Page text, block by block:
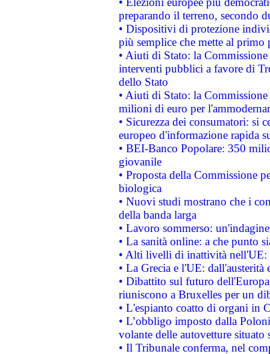
preparando il terreno, secondo
• Dispositivi di protezione
più semplice che mette al primo
• Aiuti di Stato: la
interventi pubblici a favore di
dello Stato
• Aiuti di Stato: la
milioni di euro per
• Sicurezza dei consumatori: si
europeo d'informazione rapida
• BEI-Banco Popolare: 350
giovanile
• Proposta della Commissione
biologica
• Nuovi studi mostrano che i
della banda larga
• Lavoro sommerso:
• La sanità online: a che punto
• Alti livelli di inattività nell'UE:
• La Grecia e l'UE: dall'austerità
• Dibattito sul futuro
riuniscono a Bruxelles per un
• L'espianto coatto di organi in
• L’obbligo imposto dalla
volante delle autovetture
• Il Tribunale conferma, nel